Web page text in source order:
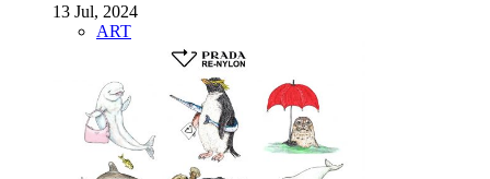
13 Jul, 2024
ART